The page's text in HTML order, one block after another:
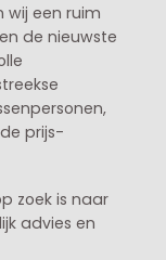
wij een ruim
de nieuwste
prijs-
zoek is naar
advies en